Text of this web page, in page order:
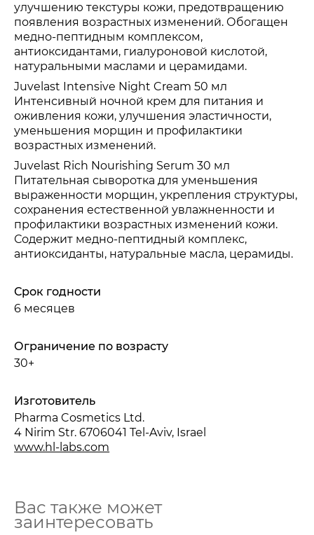
улучшению текстуры кожи, предотвращению
появления возрастных изменений. Обогащен
медно-пептидным комплексом,
антиоксидантами, гиалуроновой кислотой,
натуральными маслами и церамидами.
Juvelast Intensive Night Cream 50 мл
Интенсивный ночной крем для питания и
оживления кожи, улучшения эластичности,
уменьшения морщин и профилактики
возрастных изменений.
Juvelast Rich Nourishing Serum 30 мл
Питательная сыворотка для уменьшения
выраженности морщин, укрепления структуры,
сохранения естественной увлажненности и
профилактики возрастных изменений кожи.
Содержит медно-пептидный комплекс,
антиоксиданты, натуральные масла, церамиды.
Срок годности
6 месяцев
Ограничение по возрасту
30+
Изготовитель
Pharma Cosmetics Ltd.
4 Nirim Str. 6706041 Tel-Aviv, Israel
www.hl-labs.com
Вас также может
заинтересовать